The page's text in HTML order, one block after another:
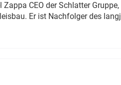
CEO der Schlatter
Er ist Nachfolger des